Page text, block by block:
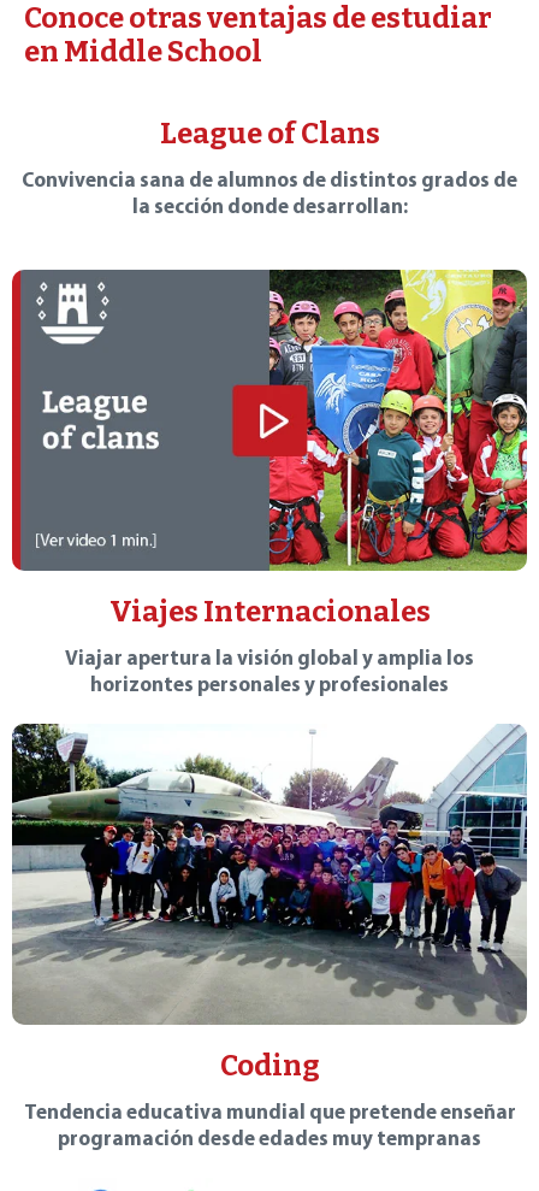
Conoce otras ventajas de estudiar
en Middle School
League of Clans
Convivencia sana de alumnos de distintos grados de
la sección donde desarrollan:
Viajes Internacionales
Viajar apertura la visión global y amplia los
horizontes personales y profesionales
Coding
Tendencia educativa mundial que pretende enseñar
programación desde edades muy tempranas